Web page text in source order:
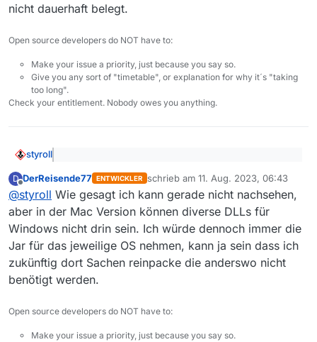
nicht dauerhaft belegt.
Open source developers do NOT have to:
Make your issue a priority, just because you say so.
Give you any sort of "timetable", or explanation for why it´s "taking
too long".
Check your entitlement. Nobody owes you anything.
styroll
mit java folgende Parameter:
-XX:+UseShenandoahGC
-XX:ShenandoahGCHeuristics=compact
-XX:MaxRAMPercentage=100.0
-XX:+UseStringDeduplication
-Dfile.encoding=UTF-8
Diese Parameter hatte ich schon verwendet, einfach mit
“MaxRAMPercentage=50.0”.
Entscheidend ist nur dieser zusätzliche Parameter:
--add-exports
javafx.base/com.sun.javafx.event=ALL-UNNAMED
quasi anstelle vom bisher gesetzten Parameter
--add-opens java.desktop/sun.awt.X11=ALL-
UNNAMED.
“MaxRAMPercentage” wieder auf “50” gesetzt und die
verwendet. Und das zuletzt installierte Azul-JDK (mit
Besten Dank für die prompte Hilfe.
PS:
Es funktionieren nun beide Jar-File:
D
Offline
DerReisende77 ENTWICKLER schrieb am 11. Aug. 2023, 06:43
zuletzt editiert von
@styroll Wie gesagt ich kann gerade nicht nachsehen,
aber in der Mac Version können diverse DLLs für
Windows nicht drin sein. Ich würde dennoch immer die
Jar für das jeweilige OS nehmen, kann ja sein dass ich
zukünftig dort Sachen reinpacke die anderswo nicht
benötigt werden.
Open source developers do NOT have to:
Make your issue a priority, just because you say so.